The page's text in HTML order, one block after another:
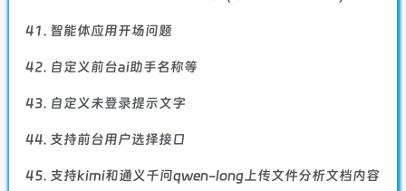
智能体应用开场问题
自定义前台ai助手名称等
自定义未登录提示文字
支持前台用户选择接口
支持kimi和通义千问qwen-long上传文件分析文档内容